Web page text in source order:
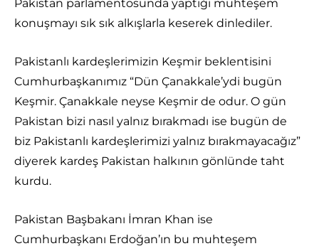
Pakistan parlamentosunda yaptığı muhteşem
konuşmayı sık sık alkışlarla keserek dinlediler.
Pakistanlı kardeşlerimizin Keşmir beklentisini
Cumhurbaşkanımız “Dün Çanakkale’ydi bugün
Keşmir. Çanakkale neyse Keşmir de odur. O gün
Pakistan bizi nasıl yalnız bırakmadı ise bugün de
biz Pakistanlı kardeşlerimizi yalnız bırakmayacağız”
diyerek kardeş Pakistan halkının gönlünde taht
kurdu.
Pakistan Başbakanı İmran Khan ise
Cumhurbaşkanı Erdoğan’ın bu muhteşem